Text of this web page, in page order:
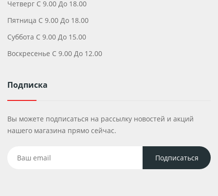
Четверг С 9.00 До 18.00
Пятница С 9.00 До 18.00
Суббота С 9.00 До 15.00
Воскресенье С 9.00 До 12.00
Подписка
Вы можете подписаться на рассылку новостей и акций
нашего магазина прямо сейчас.